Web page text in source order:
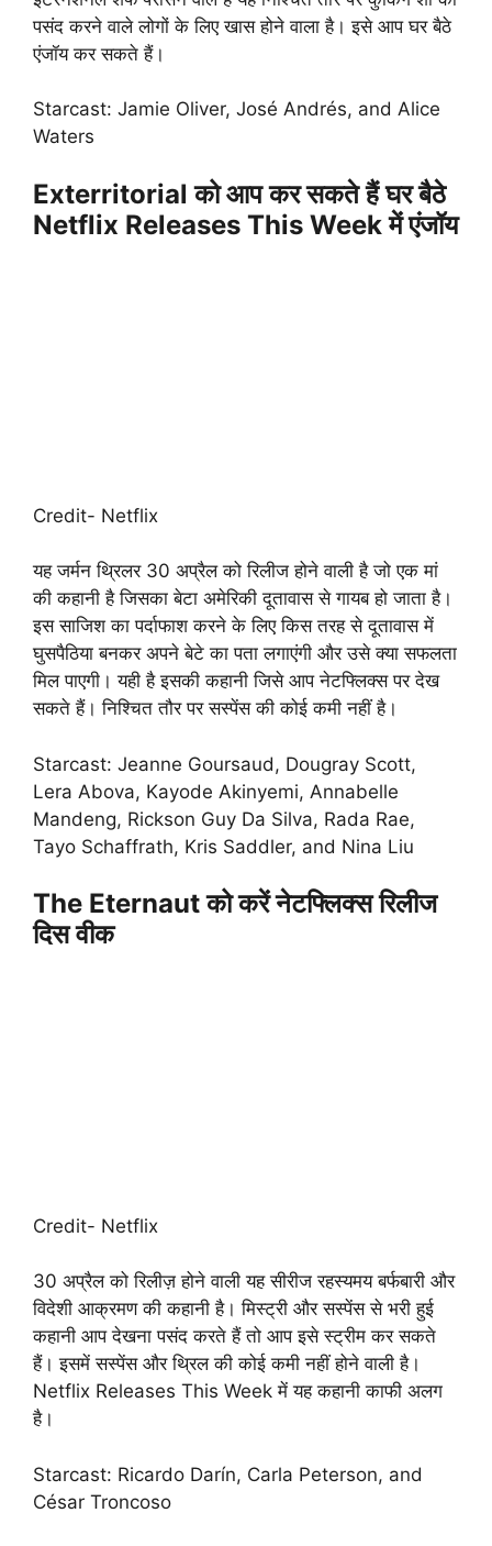
पसंद करने वाले लोगों के लिए खास होने वाला है। इसे आप घर बैठे
एंजॉय कर सकते हैं।
Starcast: Jamie Oliver, José Andrés, and Alice
Waters
Exterritorial को आप कर सकते हैं घर बैठे
Netflix Releases This Weekमें एंजॉय
Credit- Netflix
यह जर्मन थ्रिलर 30 अप्रैल को रिलीज होने वाली है जो एक मां
की कहानी है जिसका बेटा अमेरिकी दूतावास से गायब हो जाता है।
इस साजिश का पर्दाफाश करने के लिए किस तरह से दूतावास में
घुसपैठिया बनकर अपने बेटे का पता लगाएंगी और उसे क्या सफलता
मिल पाएगी। यही है इसकी कहानी जिसे आप नेटफ्लिक्स पर देख
सकते हैं। निश्चित तौर पर सस्पेंस की कोई कमी नहीं है।
Starcast: Jeanne Goursaud, Dougray Scott,
Lera Abova, Kayode Akinyemi, Annabelle
Mandeng, Rickson Guy Da Silva, Rada Rae,
Tayo Schaffrath, Kris Saddler, and Nina Liu
The Eternaut को करें नेटफ्लिक्स रिलीज
दिस वीक
Credit- Netflix
30 अप्रैल को रिलीज़ होने वाली यह सीरीज रहस्यमय बर्फबारी और
विदेशी आक्रमण की कहानी है। मिस्ट्री और सस्पेंस से भरी हुई
कहानी आप देखना पसंद करते हैं तो आप इसे स्ट्रीम कर सकते
हैं। इसमें सस्पेंस और थ्रिल की कोई कमी नहीं होने वाली है।
Netflix Releases This Week में यह कहानी काफी अलग
है।
Starcast: Ricardo Darín, Carla Peterson, and
César Troncoso